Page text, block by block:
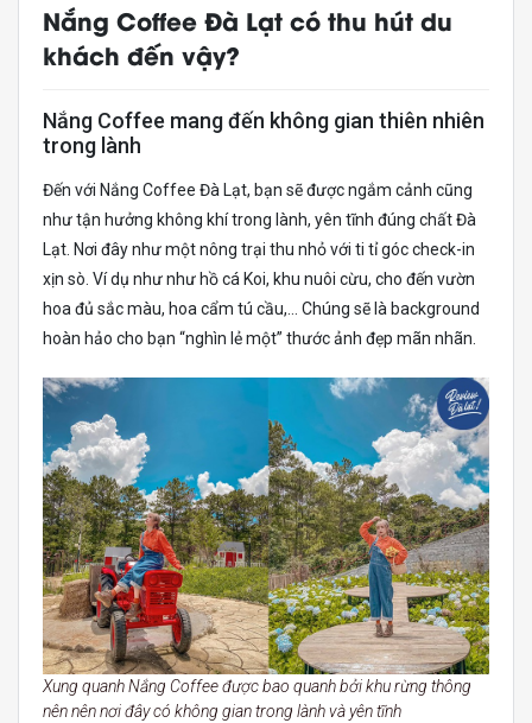
Nắng Coffee Đà Lạt có thu hút du
khách đến vậy?
Nắng Coffee mang đến không gian thiên nhiên
trong lành
Đến với Nắng Coffee Đà Lạt, bạn sẽ được ngắm cảnh cũng
như tận hưởng không khí trong lành, yên tĩnh đúng chất Đà
Lạt. Nơi đây như một nông trại thu nhỏ với ti tỉ góc check-in
xịn sò. Ví dụ như như hồ cá Koi, khu nuôi cừu, cho đến vườn
hoa đủ sắc màu, hoa cẩm tú cầu,… Chúng sẽ là background
hoàn hảo cho bạn “nghìn lẻ một” thước ảnh đẹp mãn nhãn.
Xung quanh Nắng Coffee được bao quanh bởi khu rừng thông
nên nên nơi đây có không gian trong lành và yên tĩnh